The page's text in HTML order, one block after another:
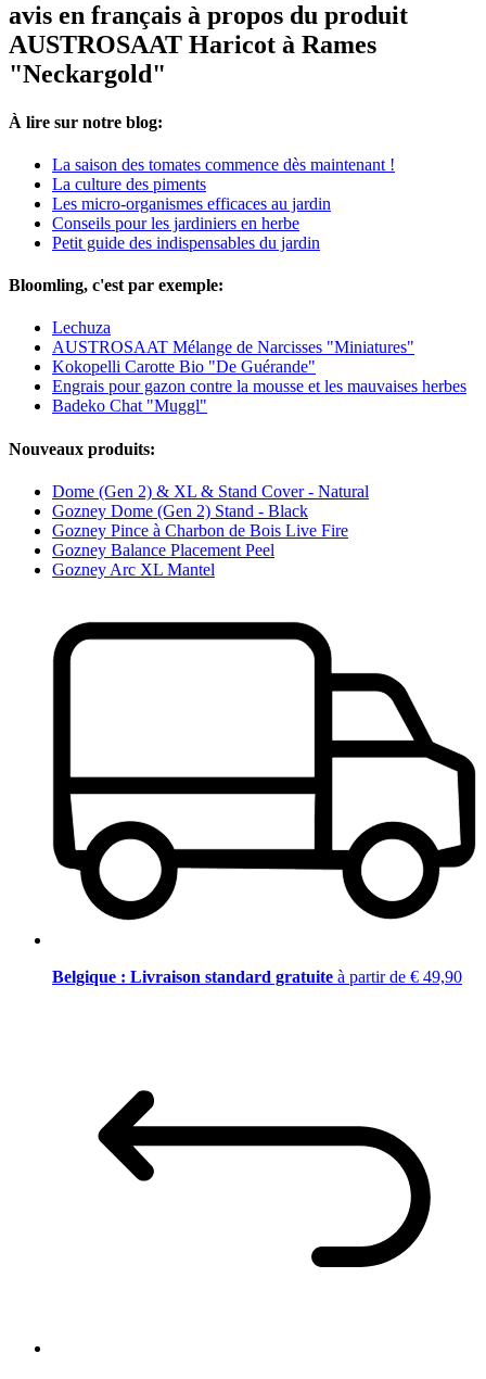
avis en français à propos du produit
AUSTROSAAT Haricot à Rames
"Neckargold"
À lire sur notre blog:
La saison des tomates commence dès maintenant !
La culture des piments
Les micro-organismes efficaces au jardin
Conseils pour les jardiniers en herbe
Petit guide des indispensables du jardin
Bloomling, c'est par exemple:
Lechuza
AUSTROSAAT Mélange de Narcisses "Miniatures"
Kokopelli Carotte Bio "De Guérande"
Engrais pour gazon contre la mousse et les mauvaises herbes
Badeko Chat "Muggl"
Nouveaux produits:
Dome (Gen 2) & XL & Stand Cover - Natural
Gozney Dome (Gen 2) Stand - Black
Gozney Pince à Charbon de Bois Live Fire
Gozney Balance Placement Peel
Gozney Arc XL Mantel
Belgique : Livraison standard gratuite à partir de € 49,90